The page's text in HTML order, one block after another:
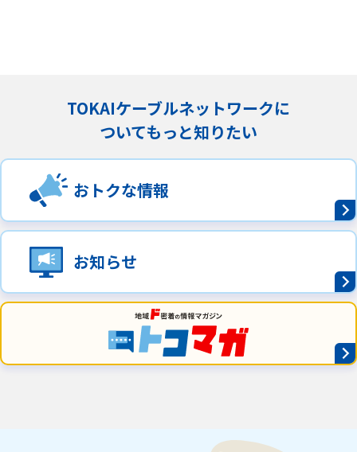
TOKAIケーブルネットワークに
ついてもっと知りたい
おトクな情報
お知らせ